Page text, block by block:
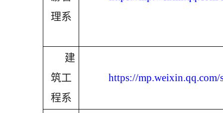
理系
建
筑工
程系
https://